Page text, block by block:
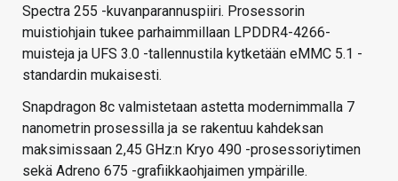
Spectra 255 -kuvanparannuspiiri. Prosessorin
muistiohjain tukee parhaimmillaan LPDDR4-4266-
muisteja ja UFS 3.0 -tallennustila kytketään eMMC 5.1 -
standardin mukaisesti.
Snapdragon 8c valmistetaan astetta modernimmalla 7
nanometrin prosessilla ja se rakentuu kahdeksan
maksimissaan 2,45 GHz:n Kryo 490 -prosessoriytimen
sekä Adreno 675 -grafiikkaohjaimen ympärille.